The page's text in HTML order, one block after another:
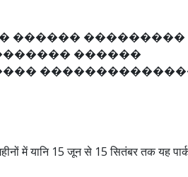
� ������ ���������
������ ������
��� �������������
में यानि 15 जून से 15 सितंबर तक यह